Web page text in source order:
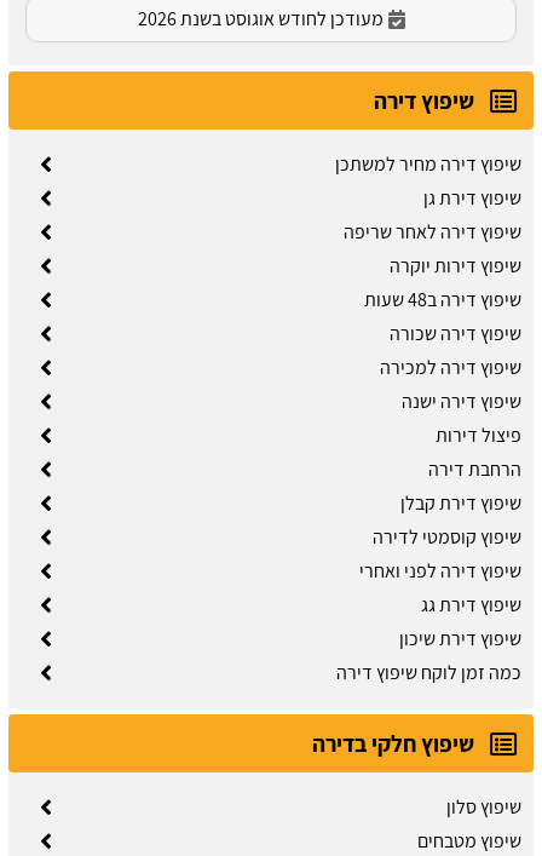
מעודכן לחודש אוגוסט בשנת 2026
שיפוץ דירה
שיפוץ דירה מחיר למשתכן
שיפוץ דירת גן
שיפוץ דירה לאחר שריפה
שיפוץ דירות יוקרה
שיפוץ דירה ב48 שעות
שיפוץ דירה שכורה
​שיפוץ דירה למכירה
שיפוץ דירה ישנה
פיצול דירות
הרחבת דירה
שיפוץ דירת קבלן
שיפוץ קוסמטי לדירה
שיפוץ דירה לפני ואחרי
שיפוץ דירת גג
שיפוץ דירת שיכון
כמה זמן לוקח שיפוץ דירה
שיפוץ חלקי בדירה
שיפוץ סלון
שיפוץ מטבחים